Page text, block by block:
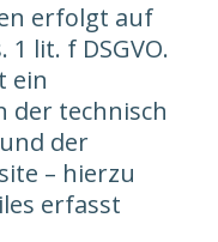
erfolgt auf
lit. f DSGVO.
ein
der technisch
der
– hierzu
erfasst